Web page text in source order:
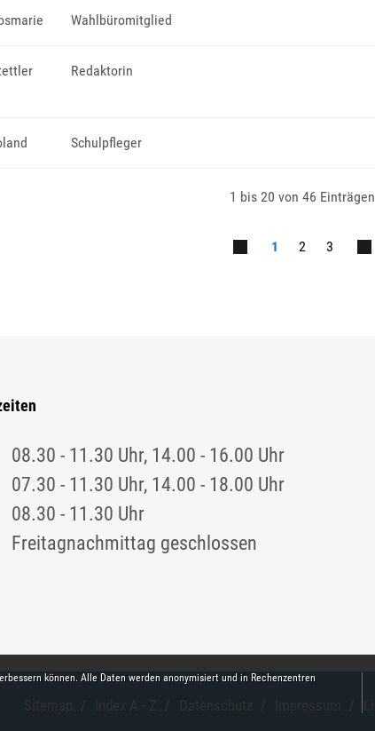
Wahlbüromitglied
Redaktorin
Schulpfleger
1 bis 20 von 46 Einträgen
1 2 3
08.30 - 11.30 Uhr, 14.00 - 16.00 Uhr
07.30 - 11.30 Uhr, 14.00 - 18.00 Uhr
08.30 - 11.30 Uhr
Freitagnachmittag geschlossen
können. Alle Daten werden anonymisiert und in Rechenzentren